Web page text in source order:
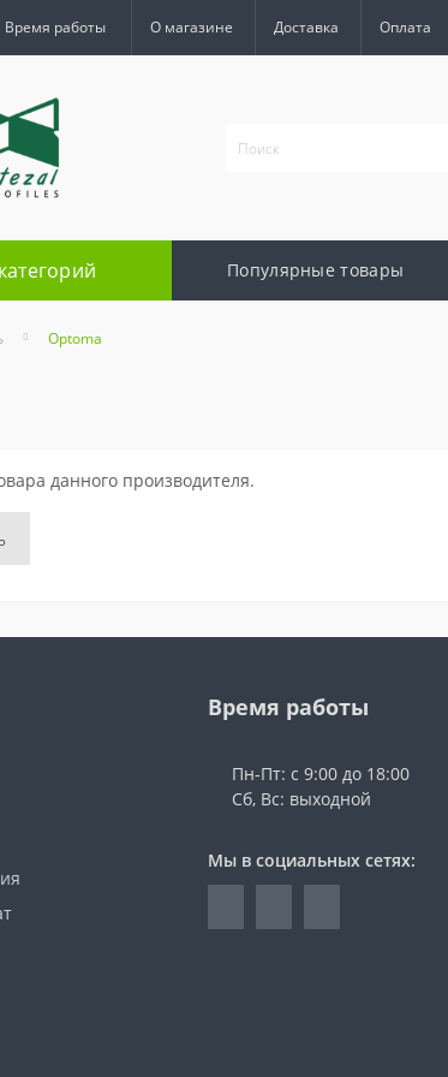
Время работы О магазине Доставка Оплата
Популярные товары
Optoma
данного производителя.
Время работы
Пн-Пт: с 9:00 до 18:00
Сб, Вс: выходной
Мы в социальных сетях: